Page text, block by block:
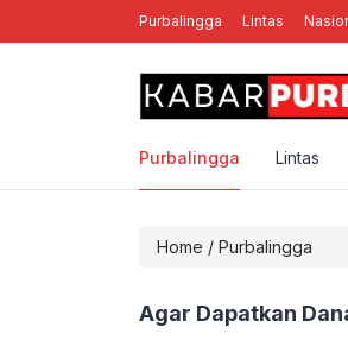
Purbalingga Lintas
Band MCPR Yang Sempat Mengguncang
Purbalingga Lintas
Home / Purbalingga
Agar Dapatkan